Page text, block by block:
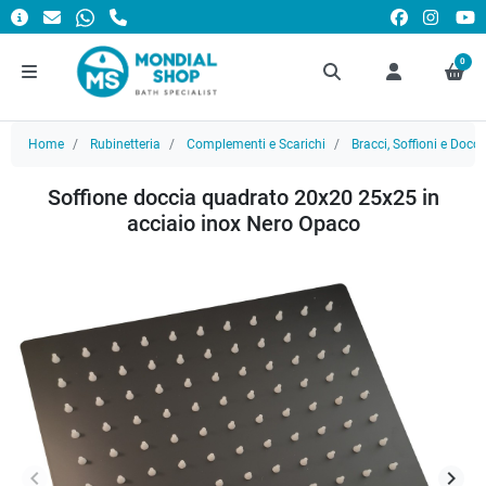
0
Home Rubinetteria Complementi e Scarichi Bracci, Soffioni e
Soffione doccia quadrato 20x20 25x25 in
acciaio inox Nero Opaco
keyboard_arrow_left keyboard_arrow_right